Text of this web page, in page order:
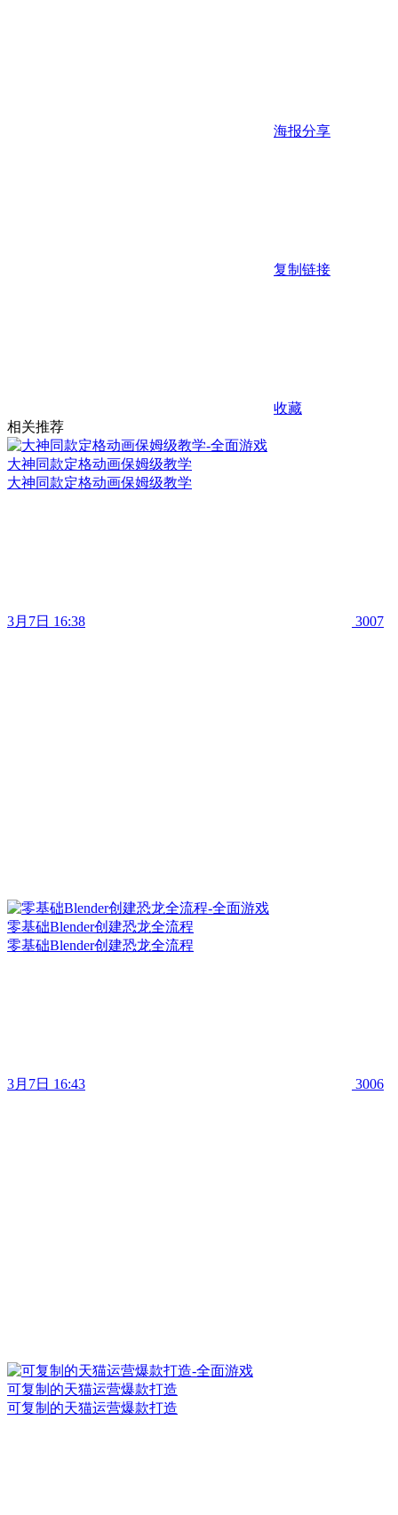
海报分享
复制链接
收藏
相关推荐
大神同款定格动画保姆级教学
大神同款定格动画保姆级教学
3月7日 16:38 3007
零基础Blender创建恐龙全流程
零基础Blender创建恐龙全流程
3月7日 16:43 3006
可复制的天猫运营爆款打造
可复制的天猫运营爆款打造